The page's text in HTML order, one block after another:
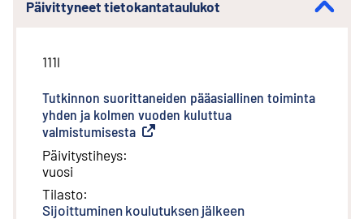
Päivittyneet tietokantataulukot
111l
Tutkinnon suorittaneiden pääasiallinen toiminta
yhden ja kolmen vuoden kuluttua
valmistumisesta Ulkoinen linkki
Päivitystiheys:
vuosi
Tilasto:
Sijoittuminen koulutuksen jälkeen